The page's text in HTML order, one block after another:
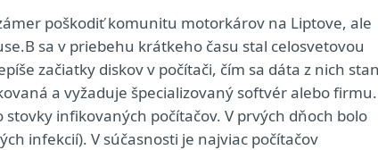
poškodiť komunitu motorkárov na Liptove, ale
sa v priebehu krátkeho času stal celosvetovou
začiatky diskov v počítači, čím sa dáta z nich
a vyžaduje špecializovaný softvér alebo firmu.
infikovaných počítačov. V prvých dňoch bolo
infekcií). V súčasnosti je najviac počítačov